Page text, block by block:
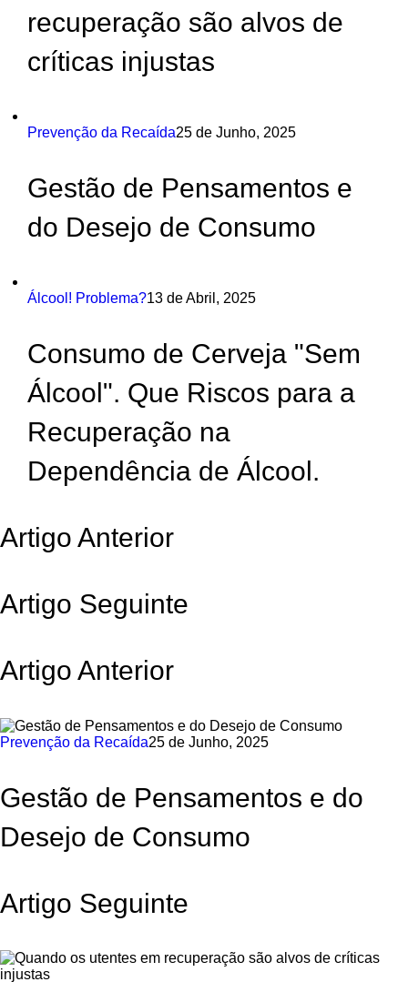
recuperação são alvos de
críticas injustas
Prevenção da Recaída25 de Junho, 2025
Gestão de Pensamentos e
do Desejo de Consumo
Álcool! Problema?13 de Abril, 2025
Consumo de Cerveja "Sem
Álcool". Que Riscos para a
Recuperação na
Dependência de Álcool.
Artigo Anterior
Artigo Seguinte
Artigo Anterior
Prevenção da Recaída25 de Junho, 2025
Gestão de Pensamentos e do
Desejo de Consumo
Artigo Seguinte